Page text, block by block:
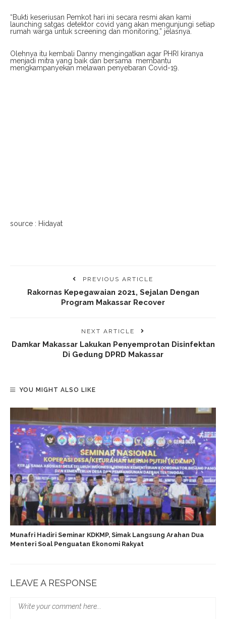
“Bukti keseriusan Pemkot hari ini secara resmi akan kami
launching satgas detektor covid yang akan mengunjungi setiap
rumah warga untuk screening dan monitoring,” jelasnya.
Olehnya itu kembali Danny mengingatkan agar PHRI kiranya
menjadi mitra yang baik dan bersama membantu
mengkampanyekan melawan penyebaran Covid-19.
source : Hidayat
PREVIOUS ARTICLE
Rakornas Kepegawaian 2021, Sejalan Dengan
Program Makassar Recover
NEXT ARTICLE
Damkar Makassar Lakukan Penyemprotan Disinfektan
Di Gedung DPRD Makassar
YOU MIGHT ALSO LIKE
Munafri Hadiri Seminar KDKMP, Simak Langsung Arahan Dua
Menteri Soal Penguatan Ekonomi Rakyat
LEAVE A RESPONSE